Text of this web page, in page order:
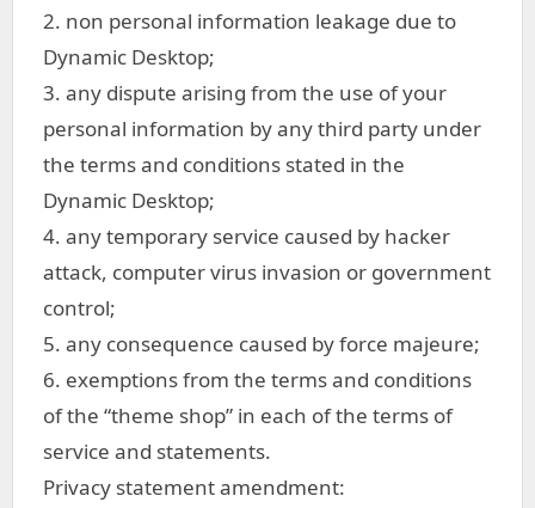
2. non personal information leakage due to
Dynamic Desktop;
3. any dispute arising from the use of your
personal information by any third party under
the terms and conditions stated in the
Dynamic Desktop;
4. any temporary service caused by hacker
attack, computer virus invasion or government
control;
5. any consequence caused by force majeure;
6. exemptions from the terms and conditions
of the “theme shop” in each of the terms of
service and statements.
Privacy statement amendment: